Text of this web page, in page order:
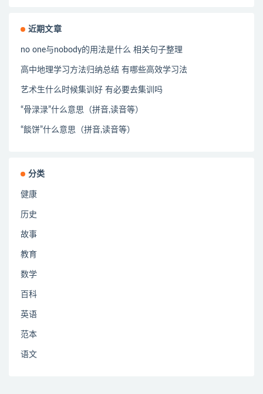
近期文章
no one与nobody的用法是什么 相关句子整理
高中地理学习方法归纳总结 有哪些高效学习法
艺术生什么时候集训好 有必要去集训吗
“骨渌渌”什么意思（拼音,读音等）
“餤饼”什么意思（拼音,读音等）
分类
健康
历史
故事
教育
数学
百科
英语
范本
语文